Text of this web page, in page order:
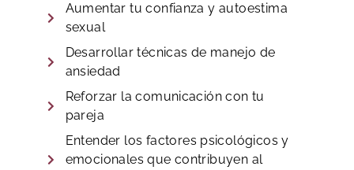
Aumentar tu confianza y autoestima
sexual
Desarrollar técnicas de manejo de
ansiedad
Reforzar la comunicación con tu
pareja
Entender los factores psicológicos y
emocionales que contribuyen al